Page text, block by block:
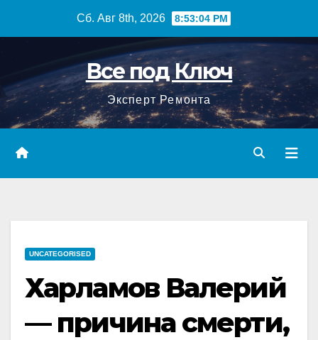
Сб. Авг 8th, 2026 8:53:05 PM
Все под Ключ
Эксперт Ремонта
UNCATEGORISED
Харламов Валерий
— причина смерти,